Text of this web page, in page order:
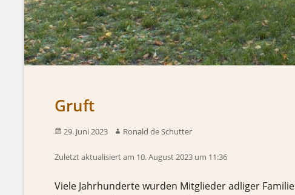
Gruft
29. Juni 2023 Ronald de Schutter
Zuletzt aktualisiert am 10. August 2023 um 11:36
Viele Jahrhunderte wurden Mitglieder adliger